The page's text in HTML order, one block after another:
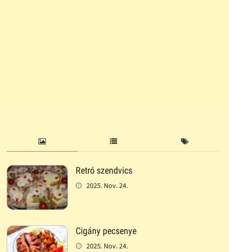
Retró szendvics
2025. Nov. 24.
Cigány pecsenye
2025. Nov. 24.